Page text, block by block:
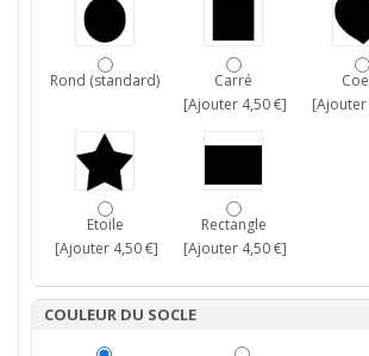
Rond (standard)
Carré
[Ajouter 4,50 €]
[Ajouter
Etoile
[Ajouter 4,50 €]
Rectangle
[Ajouter 4,50 €]
COULEUR DU SOCLE